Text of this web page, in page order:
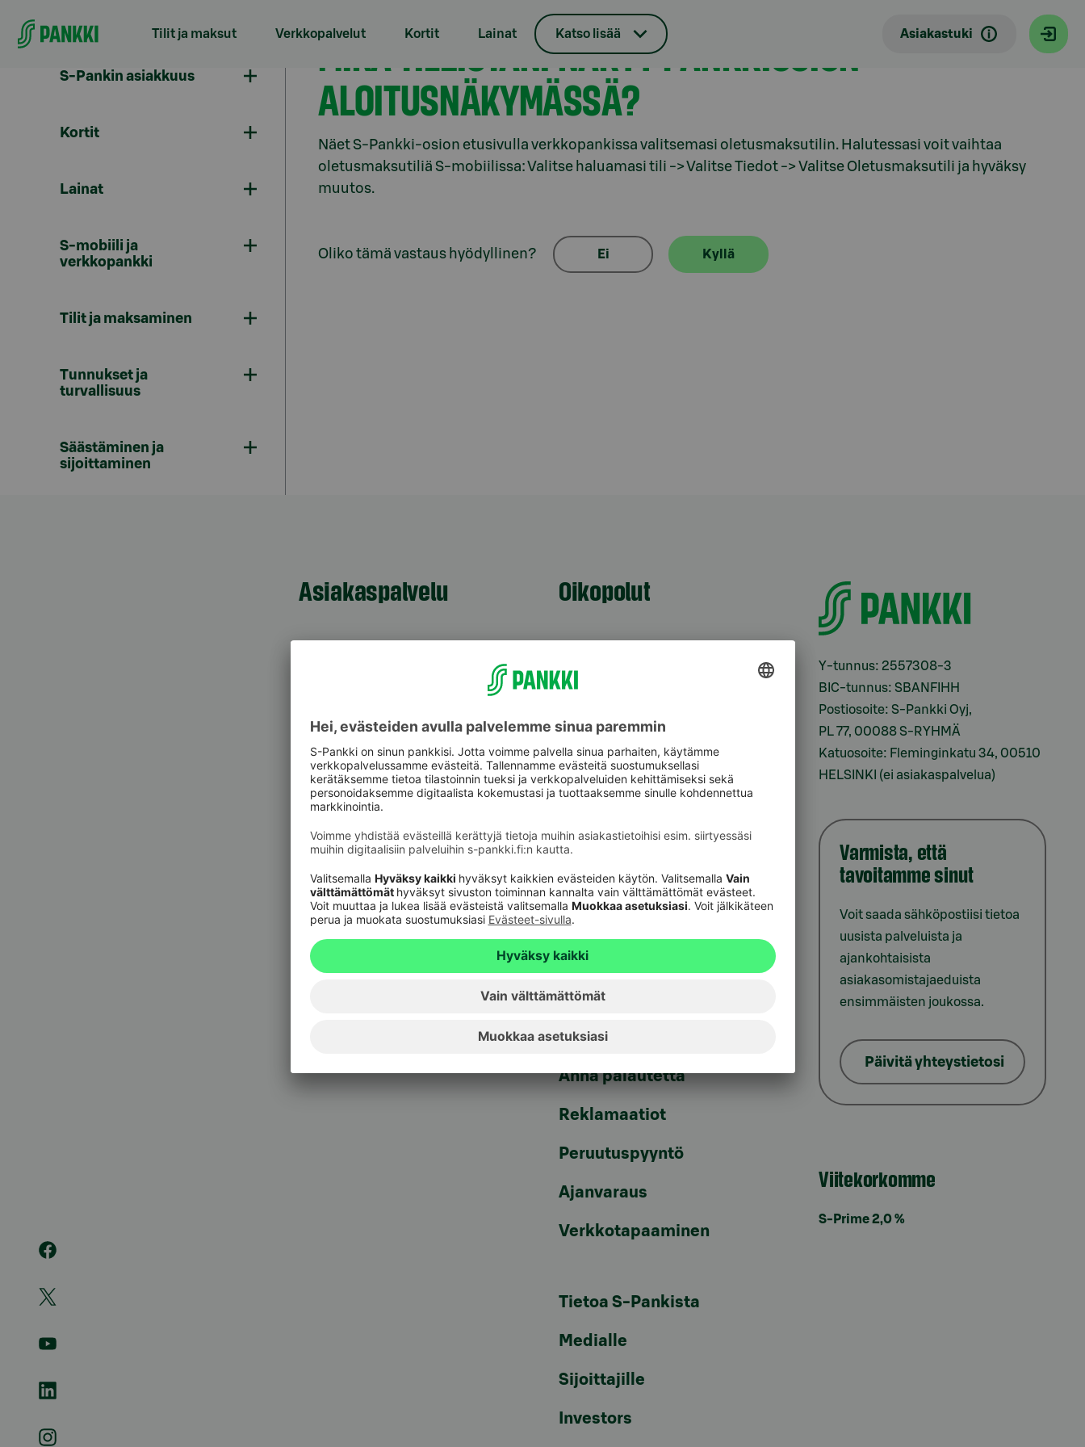
Tilit ja maksut Verkkopalvelut Kortit Lainat Katso lisää Asiakastuki
S-Pankin asiakkuus
Kortit
Lainat
S-mobiili ja
verkkopankki
Tilit ja maksaminen
Tunnukset ja
turvallisuus
Säästäminen ja
sijoittaminen
MIKÄ TILEISTÄNI NÄKYY PANKKIOSION
ALOITUSNÄKYMÄSSÄ?
Näet S-Pankki-osion etusivulla verkkopankissa valitsemasi oletusmaksutilin. Halutessasi voit vaihtaa
oletusmaksutiliä S-mobiilissa: Valitse haluamasi tili -> Valitse Tiedot -> Valitse Oletusmaksutili ja hyväksy
muutos.
Oliko tämä vastaus hyödyllinen? Ei Kyllä
Asiakaspalvelu
Pankkitunnusten
sulkupalvelu 24h
09 6964 6820(pvm/mpm)
Korttien sulkupalvelu 24h
020 333
Oikopolut
Päivitä asiakastietosi
verkkopankkitunnuksesi
Tule asiakkaaksi
Usein kysyttyä
Turvallinen pankkiasiointi
Rahastojen arvot
Tiedotteet
Artikkelit
Vuokrattavat toimitilat
Anna palautetta
Reklamaatiot
Peruutuspyyntö
Ajanvaraus
Verkkotapaaminen
Tietoa S-Pankista
Medialle
Sijoittajille
Investors
Y-tunnus: 2557308-3
BIC-tunnus: SBANFIHH
Postiosoite: S-Pankki Oyj,
PL 77, 00088 S-RYHMÄ
Katuosoite: Fleminginkatu 34, 00510
HELSINKI (ei asiakaspalvelua)
Varmista, että
tavoitamme sinut
Voit saada sähköpostiisi tietoa
uusista palveluista ja
ajankohtaisista
asiakasomistajaeduista
ensimmäisten joukossa.
Päivitä yhteystietosi
Viitekorkomme
S-Prime 2,0 %